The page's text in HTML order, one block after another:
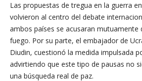
Las propuestas de tregua en la guerra
volvieron al centro del debate
ambos países se acusaran mutuamente
fuego. Por su parte, el embajador de
Diudin, cuestionó la medida impulsada
advirtiendo que este tipo de pausas no
una búsqueda real de paz.